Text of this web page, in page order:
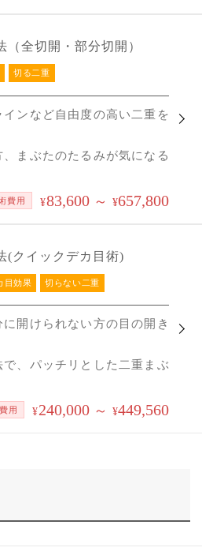
（全切開・部分切開）
切る二重
ンなど自由度の高い二重を
まぶたのたるみが気になる
費用 ¥83,600 ～ ¥657,800
(クイックデカ目術)
目効果 切らない二重
開けられない方の目の開き
、パッチリとした二重まぶ
用 ¥240,000 ～ ¥449,560